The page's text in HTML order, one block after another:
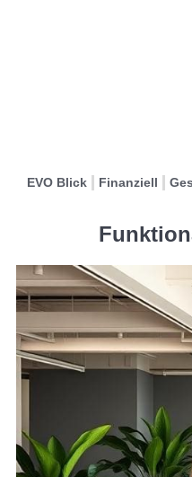
EVO Blick Finanziell